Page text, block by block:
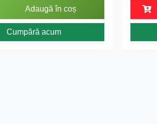
Adaugă în coș
Cumpără acum